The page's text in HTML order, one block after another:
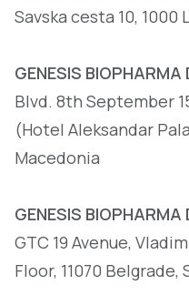
Savska cesta 10, 1000
GENESIS BIOPHARMA
Blvd. 8th September
(Hotel Aleksandar
Macedonia
GENESIS BIOPHARMA
GTC 19 Avenue,
Floor, 11070 Belgrade,